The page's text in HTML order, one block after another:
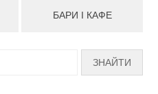
БАРИ І КАФЕ
ЗНАЙТИ